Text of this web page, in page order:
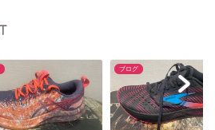
ブログ